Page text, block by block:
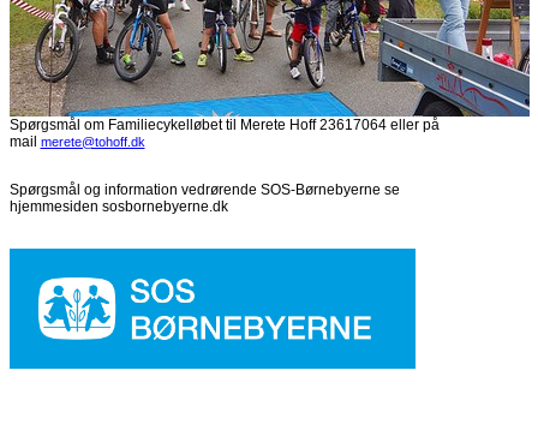
Spørgsmål om Familiecykelløbet til Merete Hoff 23617064 eller på
mail merete@tohoff.dk
Spørgsmål og information vedrørende SOS-Børnebyerne se
hjemmesiden sosbornebyerne.dk